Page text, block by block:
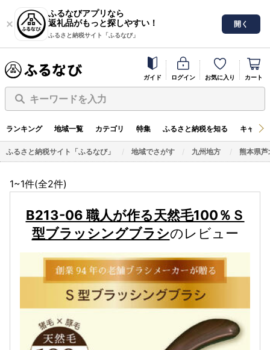
ふるなびアプリなら
返礼品がもっと探しやすい！
ふるさと納税サイト「ふるなび」
開く
ガイド ログイン お気に入り カート
キーワードを入力
ランキング 地域一覧 カテゴリ 特集 ふるさと納税を知る キャン
ふるさと納税サイト「ふるなび」 地域でさがす 九州地方 熊本県芦
1~1件(全2件)
B213-06 職人が作る天然毛100％Ｓ
型ブラッシングブラシのレビュー